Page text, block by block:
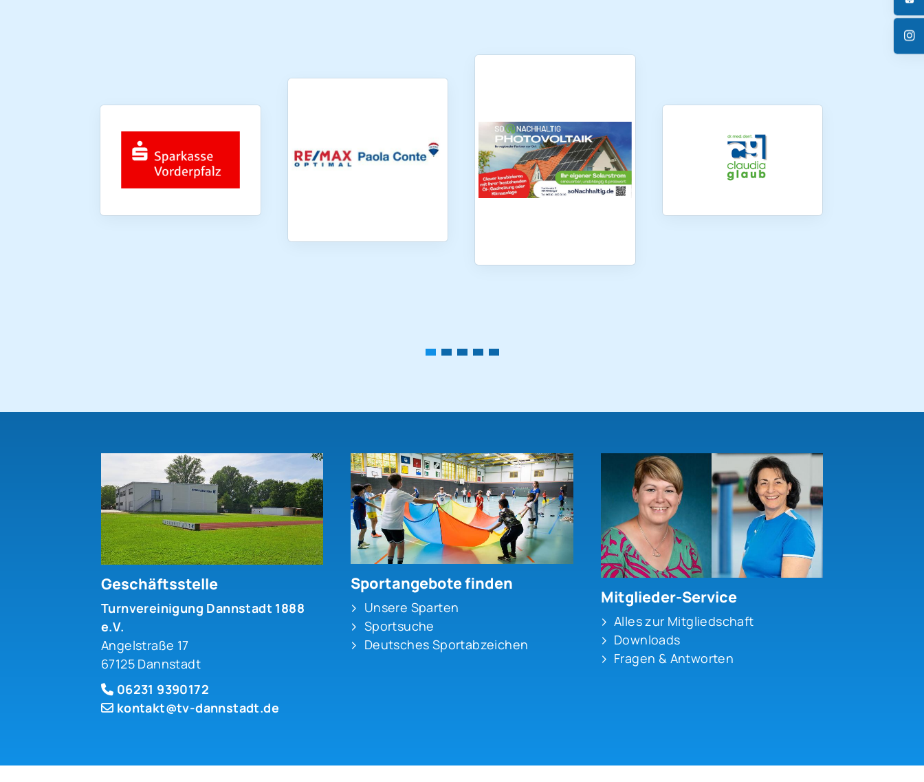
Geschäftsstelle
Turnvereinigung Dannstadt 1888
e.V.
Angelstraße 17
67125 Dannstadt
06231 9390172
kontakt@tv-dannstadt.de
Sportangebote finden
Unsere Sparten
Sportsuche
Deutsches Sportabzeichen
Mitglieder-Service
Alles zur Mitgliedschaft
Downloads
Fragen & Antworten